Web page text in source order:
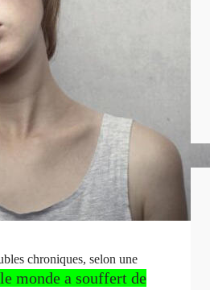
chroniques, selon une
monde a souffert de